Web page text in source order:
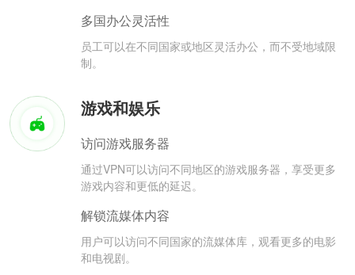
多国办公灵活性
员工可以在不同国家或地区灵活办公，而不受地域限
制。
游戏和娱乐
访问游戏服务器
通过VPN可以访问不同地区的游戏服务器，享受更多
游戏内容和更低的延迟。
解锁流媒体内容
用户可以访问不同国家的流媒体库，观看更多的电影
和电视剧。